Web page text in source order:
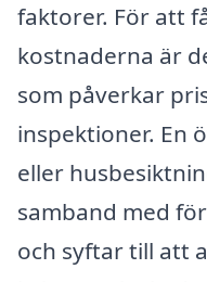
faktorer. För att
kostnaderna är
som påverkar
inspektioner. En
eller
samband med
och syftar till att